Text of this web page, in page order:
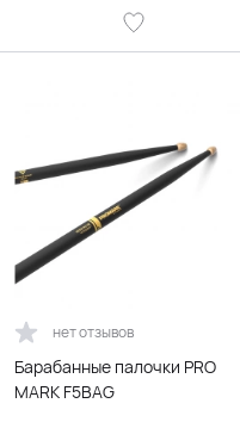
нет отзывов
Барабанные палочки PRO
MARK F5BAG